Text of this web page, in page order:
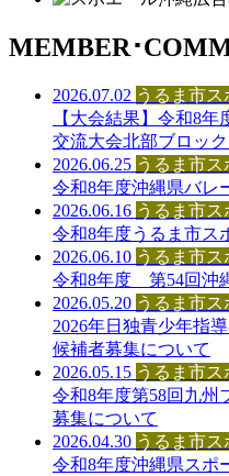
MEMBER･
2026.07.02 うるま市ス
【大会結果】令和8
交流大会北部ブロッ
2026.06.25 うるま市ス
令和8年度沖縄県バレ
2026.06.16 うるま市ス
令和8年度うるま市
2026.06.10 うるま市ス
令和8年度 第54回沖
2026.05.20 うるま市ス
2026年日独青少年指
候補者募集について
2026.05.15 うるま市ス
令和8年度第58回九州
募集について
2026.04.30 うるま市ス
令和8年度沖縄県スポ